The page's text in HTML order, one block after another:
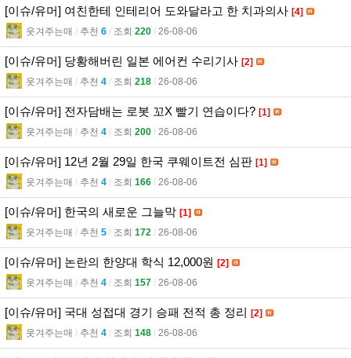
[이슈/유머] 여친한테 인테리어 도와달라고 한 치과의사 [4]
웃겨주는매 l 추천 6 l 조회 220 l 26-08-06
[이슈/유머] 당황해버린 일본 에어컨 수리기사 [2]
웃겨주는매 l 추천 4 l 조회 218 l 26-08-06
[이슈/유머] 전자담배는 로봇 꼬X 빨기 연습이다? [1]
웃겨주는매 l 추천 4 l 조회 200 l 26-08-06
[이슈/유머] 12년 2월 29일 한국 쿠웨이트전 심판 [1]
웃겨주는매 l 추천 4 l 조회 166 l 26-08-06
[이슈/유머] 한국의 새로운 그늘막 [1]
웃겨주는매 l 추천 5 l 조회 172 l 26-08-06
[이슈/유머] 논란의 한양대 학식 12,000원 [2]
웃겨주는매 l 추천 4 l 조회 157 l 26-08-06
[이슈/유머] 국대 성접대 경기 승패 전적 총 정리 [2]
웃겨주는매 l 추천 4 l 조회 148 l 26-08-06